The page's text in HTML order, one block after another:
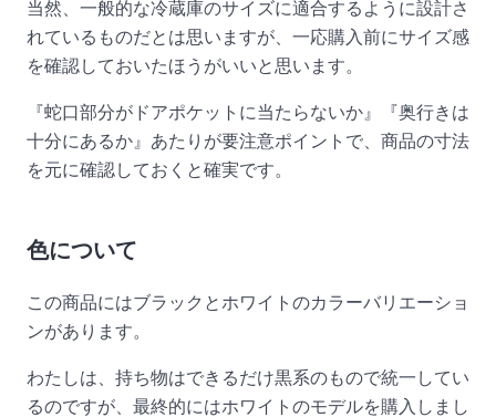
当然、一般的な冷蔵庫のサイズに適合するように設計さ
れているものだとは思いますが、一応購入前にサイズ感
を確認しておいたほうがいいと思います。
『蛇口部分がドアポケットに当たらないか』『奥行きは
十分にあるか』あたりが要注意ポイントで、商品の寸法
を元に確認しておくと確実です。
色について
この商品にはブラックとホワイトのカラーバリエーショ
ンがあります。
わたしは、持ち物はできるだけ黒系のもので統一してい
るのですが、最終的にはホワイトのモデルを購入しまし